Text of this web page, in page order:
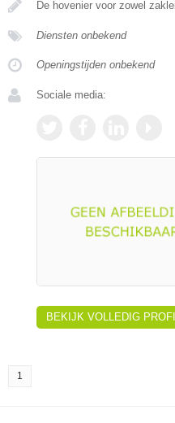
De hovenier voor zowel
Diensten onbekend
Openingstijden onbekend
Sociale media:
BEKIJK VOLLEDIG
1